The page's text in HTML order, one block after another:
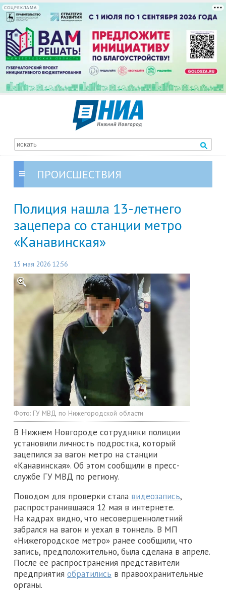
СОЦРЕКЛАМА
ПРОИСШЕСТВИЯ
Полиция нашла 13-летнего
зацепера со станции метро
«Канавинская»
15 мая 2026 12:56
Фото: ГУ МВД по Нижегородской области
В Нижнем Новгороде сотрудники полиции
установили личность подростка, который
зацепился за вагон метро на станции
«Канавинская». Об этом сообщили в пресс-
службе ГУ МВД по региону.
Поводом для проверки стала видеозапись,
распространившаяся 12 мая в интернете.
На кадрах видно, что несовершеннолетний
забрался на вагон и уехал в тоннель. В МП
«Нижегородское метро» ранее сообщили, что
запись, предположительно, была сделана в апреле.
После ее распространения представители
предприятия обратились в правоохранительные
органы.